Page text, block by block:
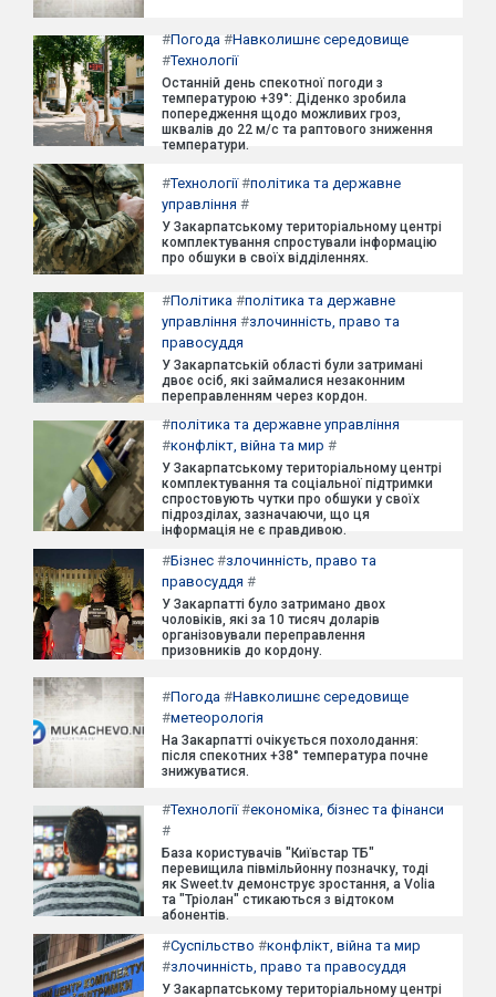
#Погода #Навколишнє середовище
#Технології
Останній день спекотної погоди з
температурою +39°: Діденко зробила
попередження щодо можливих гроз,
шквалів до 22 м/с та раптового зниження
температури.
#Технології#політика та державне
управління #
У Закарпатському територіальному центрі
комплектування спростували інформацію
про обшуки в своїх відділеннях.
#Політика #політика та державне
управління #злочинність, право та
правосуддя
У Закарпатській області були затримані
двоє осіб, які займалися незаконним
переправленням через кордон.
#політика та державне управління
#конфлікт, війна та мир #
У Закарпатському територіальному центрі
комплектування та соціальної підтримки
спростовують чутки про обшуки у своїх
підрозділах, зазначаючи, що ця
інформація не є правдивою.
#Бізнес #злочинність, право та
правосуддя #
У Закарпатті було затримано двох
чоловіків, які за 10 тисяч доларів
організовували переправлення
призовників до кордону.
#Погода #Навколишнє середовище
#метеорологія
На Закарпатті очікується похолодання:
після спекотних +38° температура почне
знижуватися.
#Технології#економіка, бізнес та фінанси
#
База користувачів "Київстар ТБ"
перевищила півмільйонну позначку, тоді
як Sweet.tv демонструє зростання, а Volia
та "Тріолан" стикаються з відтоком
абонентів.
#Суспільство #конфлікт, війна та мир
#злочинність, право та правосуддя
У Закарпатському територіальному центрі